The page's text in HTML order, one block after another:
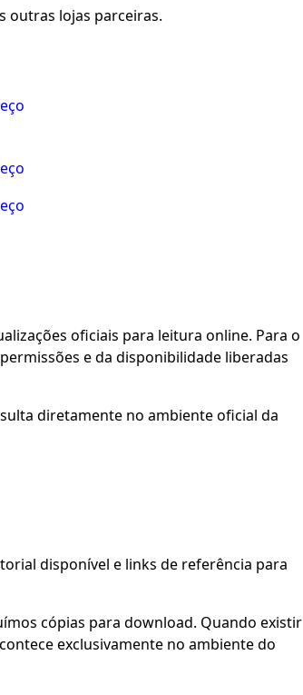
outras lojas parceiras.
oficiais para leitura online. Para o
e da disponibilidade liberadas
diretamente no ambiente oficial da
disponível e links de referência para
cópias para download. Quando existir
exclusivamente no ambiente do